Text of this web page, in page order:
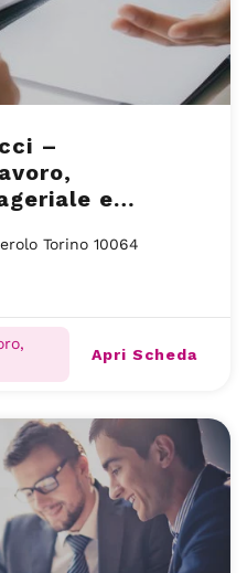
–
e
Torino 10064
Apri Scheda